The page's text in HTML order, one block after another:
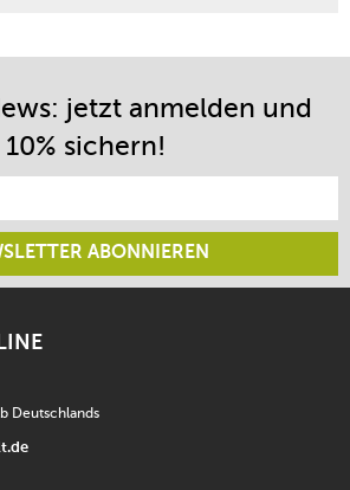
jetzt anmelden und
10% sichern!
ABONNIEREN
Deutschlands